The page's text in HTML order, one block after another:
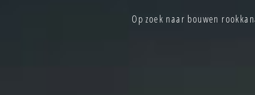
Op zoek naar bouwen